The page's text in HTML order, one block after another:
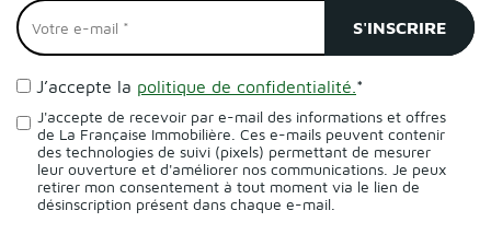
J’accepte la politique de confidentialité. *
J'accepte de recevoir par e-mail des informations et offres
de La Française Immobilière. Ces e-mails peuvent contenir
des technologies de suivi (pixels) permettant de mesurer
leur ouverture et d'améliorer nos communications. Je peux
retirer mon consentement à tout moment via le lien de
désinscription présent dans chaque e-mail.